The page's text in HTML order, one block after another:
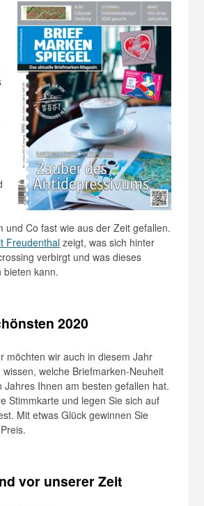
und Co fast wie aus der Zeit gefallen.
Freudenthal zeigt, was sich hinter
verbirgt und was dieses
bieten kann.
2020
möchten wir auch in diesem Jahr
welche Briefmarken-Neuheit
Jahres Ihnen am besten gefallen hat.
Stimmkarte und legen Sie sich auf
Mit etwas Glück gewinnen Sie
vor unserer Zeit